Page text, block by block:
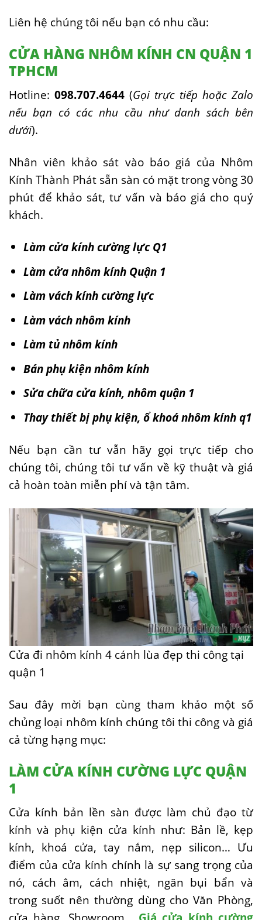
Liên hệ chúng tôi nếu bạn có nhu cầu:
CỬA HÀNG NHÔM KÍNH CN QUẬN 1
TPHCM
Hotline: 098.707.4644 (Gọi trực tiếp hoặc Zalo
nếu bạn có các nhu cầu như danh sách bên
dưới).
Nhân viên khảo sát vào báo giá của Nhôm
Kính Thành Phát sẵn sàn có mặt trong vòng 30
phút để khảo sát, tư vấn và báo giá cho quý
khách.
Làm cửa kính cường lực Q1
Làm cửa nhôm kính Quận 1
Làm vách kính cường lực
Làm vách nhôm kính
Làm tủ nhôm kính
Bán phụ kiện nhôm kính
Sửa chữa cửa kính, nhôm quận 1
Thay thiết bị phụ kiện, ổ khoá nhôm kính q1
Nếu bạn cần tư vẫn hãy gọi trực tiếp cho
chúng tôi, chúng tôi tư vấn về kỹ thuật và giá
cả hoàn toàn miễn phí và tận tâm.
Cửa đi nhôm kính 4 cánh lùa đẹp thi công tại
quận 1
Sau đây mời bạn cùng tham khảo một số
chủng loại nhôm kính chúng tôi thi công và giá
cả từng hạng mục:
LÀM CỬA KÍNH CƯỜNG LỰC QUẬN
1
Cửa kính bản lền sàn được làm chủ đạo từ
kính và phụ kiện cửa kính như: Bản lề, kẹp
kính, khoá cửa, tay nắm, nẹp silicon… Ưu
điểm của cửa kính chính là sự sang trọng của
nó, cách âm, cách nhiệt, ngăn bụi bẩn và
trong suốt nên thường dùng cho Văn Phòng,